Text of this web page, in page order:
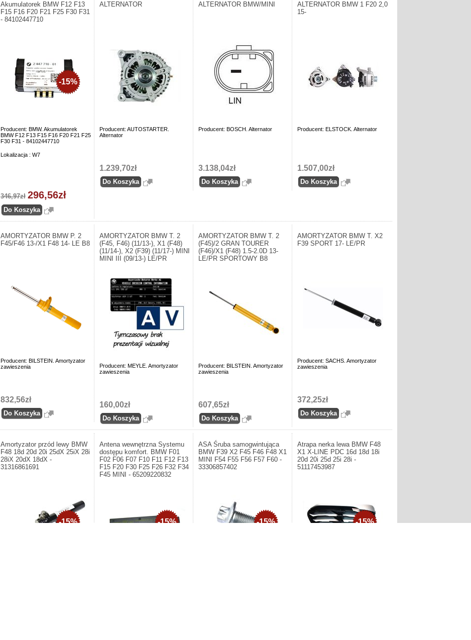
Akumulatorek BMW F12 F13
F15 F16 F20 F21 F25 F30 F31
- 84102447710
Producent: BMW. Akumulatorek
BMW F12 F13 F15 F16 F20 F21 F25
F30 F31 - 84102447710
Lokalizacja : W7
-15%
346,97zł 296,56zł
ALTERNATOR
Producent: AUTOSTARTER.
Alternator
1.239,70zł
ALTERNATOR BMW/MINI
Producent: BOSCH. Alternator
3.138,04zł
ALTERNATOR BMW 1 F20 2,0
15-
Producent: ELSTOCK. Alternator
1.507,00zł
AMORTYZATOR BMW P. 2
F45/F46 13-/X1 F48 14- LE B8
Producent: BILSTEIN. Amortyzator
zawieszenia
832,56zł
AMORTYZATOR BMW T. 2
(F45, F46) (11/13-), X1 (F48)
(11/14-), X2 (F39) (11/17-) MINI
MINI III (09/13-) LE/PR
Producent: MEYLE. Amortyzator
zawieszenia
160,00zł
AMORTYZATOR BMW T. 2
(F45)/2 GRAN TOURER
(F46)/X1 (F48) 1.5-2.0D 13-
LE/PR SPORTOWY B8
Producent: BILSTEIN. Amortyzator
zawieszenia
607,65zł
AMORTYZATOR BMW T. X2
F39 SPORT 17- LE/PR
Producent: SACHS. Amortyzator
zawieszenia
372,25zł
Amortyzator przód lewy BMW
F48 18d 20d 20i 25dX 25iX 28i
28iX 20dX 18dX -
31316861691
-15%
Antena wewnętrzna Systemu
dostępu komfort. BMW F01
F02 F06 F07 F10 F11 F12 F13
F15 F20 F30 F25 F26 F32 F34
F45 MINI - 65209220832
-15%
ASA Śruba samogwintująca
BMW F39 X2 F45 F46 F48 X1
MINI F54 F55 F56 F57 F60 -
33306857402
-15%
Atrapa nerka lewa BMW F48
X1 X-LINE PDC 16d 18d 18i
20d 20i 25d 25i 28i -
51117453987
-15%